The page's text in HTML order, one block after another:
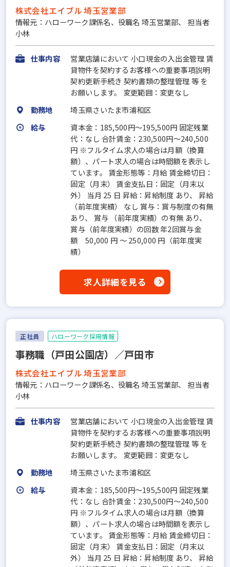
株式会社エイブル 埼玉営業部
情報元：ハローワーク課係名、役職名 埼玉営業部、 担当者
小林
仕事内容
営業店舗において 小口現金の入出金管理 賃
貸物件を契約するお客様への重要事項説明
契約更新手続き 契約書類の整理管理 等 を
お願いします。 変更範囲：変更なし
勤務地
埼玉県さいたま市浦和区
給与
資本金：185,500円〜195,500円 固定残業
代：なし 合計賃金：230,500円～240,500
円 ※フルタイム求人の場合は月額（換算
額）、パート求人の場合は時間額を表示し
ています。 賃金形態等：月給 賃金締切日：
固定（月末） 賃金支払日：固定（月末以
外） 当月 25 日 昇給：昇給制度 あり、 昇給
（前年度実績） なし 賞与：賞与制度の有無
あり、 賞与 （前年度実績）の有無 あり、
賞与（前年度実績）の回数 年2回賞与金
額 50,000 円 ～ 250,000 円（前年度実
績）
求人詳細を見る
正社員 ハローワーク採用情報
事務職（戸田公園店）／戸田市
株式会社エイブル 埼玉営業部
情報元：ハローワーク課係名、役職名 埼玉営業部、 担当者
小林
仕事内容
営業店舗において 小口現金の入出金管理 賃
貸物件を契約するお客様への重要事項説明
契約更新手続き 契約書類の整理管理 等 を
お願いします。 変更範囲：変更なし
勤務地
埼玉県さいたま市浦和区
給与
資本金：185,500円〜195,500円 固定残業
代：なし 合計賃金：230,500円～240,500
円 ※フルタイム求人の場合は月額（換算
額）、パート求人の場合は時間額を表示し
ています。 賃金形態等：月給 賃金締切日：
固定（月末） 賃金支払日：固定（月末以
外） 当月 25 日 昇給：昇給制度 あり、 昇給